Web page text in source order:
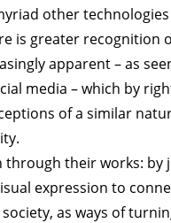
other
is greater recognition
apparent – as
media – which by
of a similar
their works: by
expression to
as ways of